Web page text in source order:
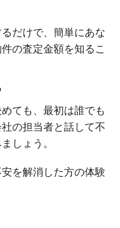
だけで、簡単にあな
の査定金額を知るこ
ても、最初は誰でも
の担当者と話して不
しょう。
を解消した方の体験